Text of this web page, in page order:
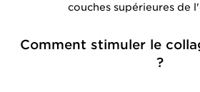
couches supérieures de
Comment stimuler le
?